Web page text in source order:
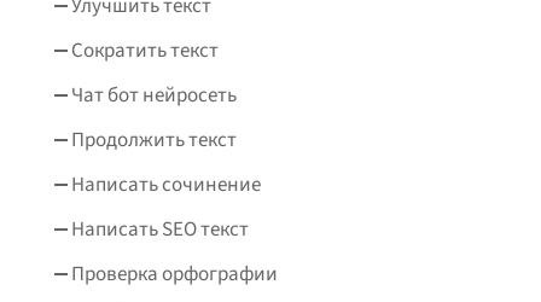
Улучшить текст
Сократить текст
Чат бот нейросеть
Продолжить текст
Написать сочинение
Написать SEO текст
Проверка орфографии